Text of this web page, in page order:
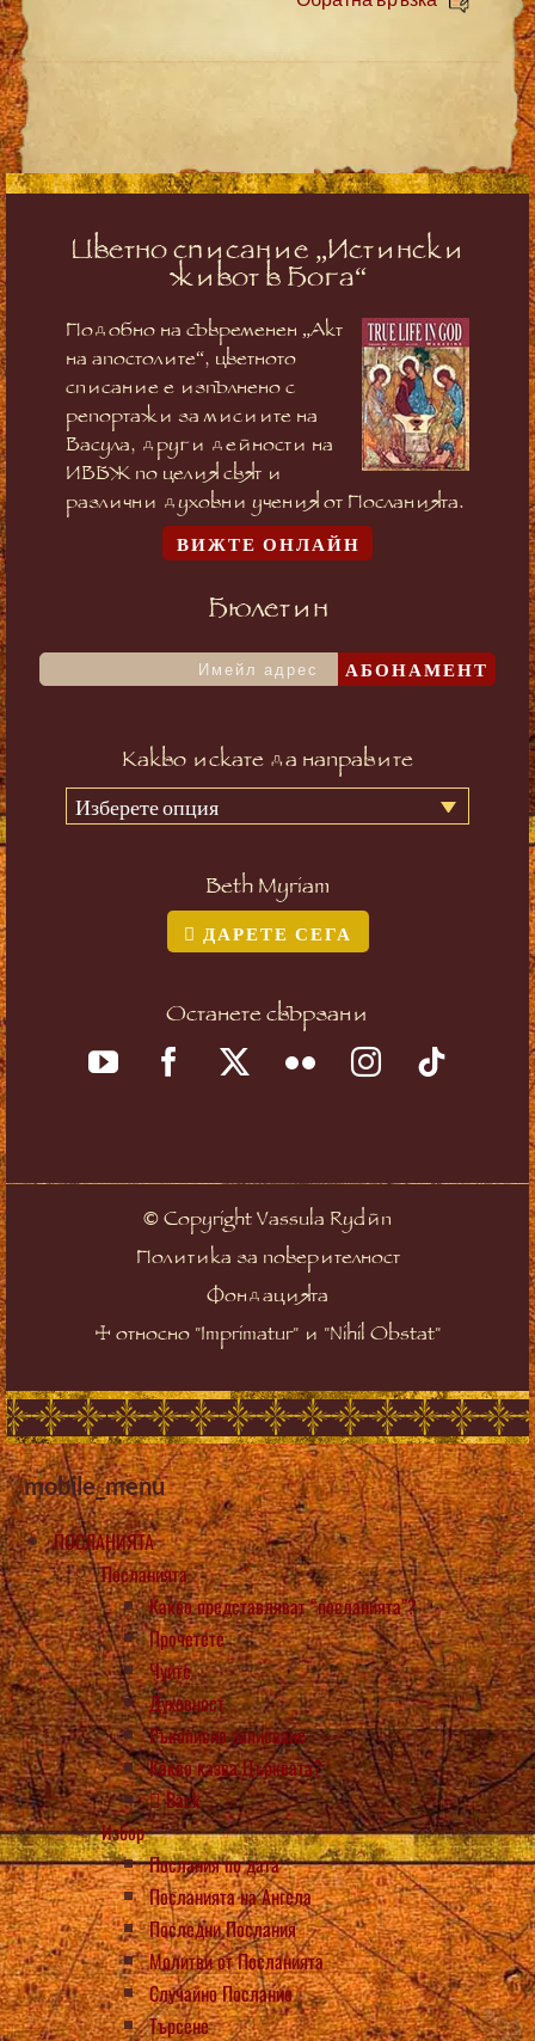
Цветно списание „Истински
живот в Бога“
Подобно на съвременен „Акт
на апостолите“, цветното
списание е изпълнено с
репортажи за мисиите на
Васула, други дейности на
ИВБЖ по целия свят и
различни духовни учения от Посланията.
ВИЖТЕ ОНЛАЙН
Бюлетин
АБОНАМЕНТ
Какво искате да направите
Изберете опция
Beth Myriam
ДАРЕТЕ СЕГА
Останете свързани
© Copyright Vassula Rydén
Политика за поверителност
Фондацията
☩ относно "Imprimatur" и "Nihil Obstat"
mobile_menu
ПОСЛАНИЯТА
Посланията
Какво представляват “посланията”?
Прочетете
Чуйте
Духовност
Ръкописно записване
Какво казва Църквата?
Back
Избор
Послания по дата
Посланията на Ангела
Последни Послания
Молитви от Посланията
Случайно Послание
Търсене